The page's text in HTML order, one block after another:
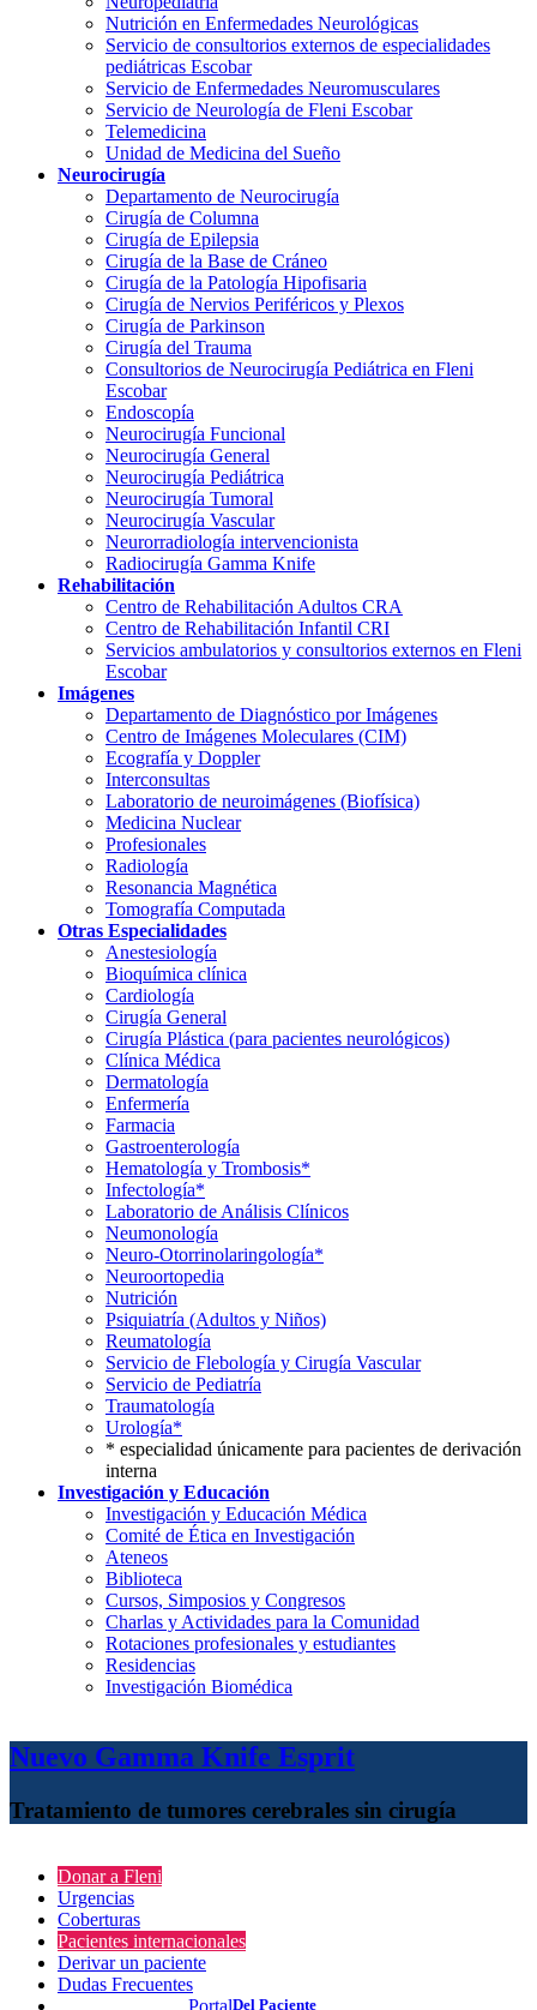
Nutrición en Enfermedades Neurológicas
Servicio de consultorios externos de especialidades
pediátricas Escobar
Servicio de Enfermedades Neuromusculares
Servicio de Neurología de Fleni Escobar
Telemedicina
Unidad de Medicina del Sueño
Neurocirugía
Departamento de Neurocirugía
Cirugía de Columna
Cirugía de Epilepsia
Cirugía de la Base de Cráneo
Cirugía de la Patología Hipofisaria
Cirugía de Nervios Periféricos y Plexos
Cirugía de Parkinson
Cirugía del Trauma
Consultorios de Neurocirugía Pediátrica en Fleni
Escobar
Endoscopía
Neurocirugía Funcional
Neurocirugía General
Neurocirugía Pediátrica
Neurocirugía Tumoral
Neurocirugía Vascular
Neurorradiología intervencionista
Radiocirugía Gamma Knife
Rehabilitación
Centro de Rehabilitación Adultos CRA
Centro de Rehabilitación Infantil CRI
Servicios ambulatorios y consultorios externos en Fleni
Escobar
Imágenes
Departamento de Diagnóstico por Imágenes
Centro de Imágenes Moleculares (CIM)
Ecografía y Doppler
Interconsultas
Laboratorio de neuroimágenes (Biofísica)
Medicina Nuclear
Profesionales
Radiología
Resonancia Magnética
Tomografía Computada
Otras Especialidades
Anestesiología
Bioquímica clínica
Cardiología
Cirugía General
Cirugía Plástica (para pacientes neurológicos)
Clínica Médica
Dermatología
Enfermería
Farmacia
Gastroenterología
Hematología y Trombosis*
Infectología*
Laboratorio de Análisis Clínicos
Neumonología
Neuro-Otorrinolaringología*
Neuroortopedia
Nutrición
Psiquiatría (Adultos y Niños)
Reumatología
Servicio de Flebología y Cirugía Vascular
Servicio de Pediatría
Traumatología
Urología*
* especialidad únicamente para pacientes de derivación
interna
Investigación y Educación
Investigación y Educación Médica
Comité de Ética en Investigación
Ateneos
Biblioteca
Cursos, Simposios y Congresos
Charlas y Actividades para la Comunidad
Rotaciones profesionales y estudiantes
Residencias
Investigación Biomédica
Nuevo Gamma Knife Esprit
Tratamiento de tumores cerebrales sin cirugía
Donar a Fleni
Urgencias
Coberturas
Pacientes internacionales
Derivar un paciente
Dudas Frecuentes
PortalDel Paciente